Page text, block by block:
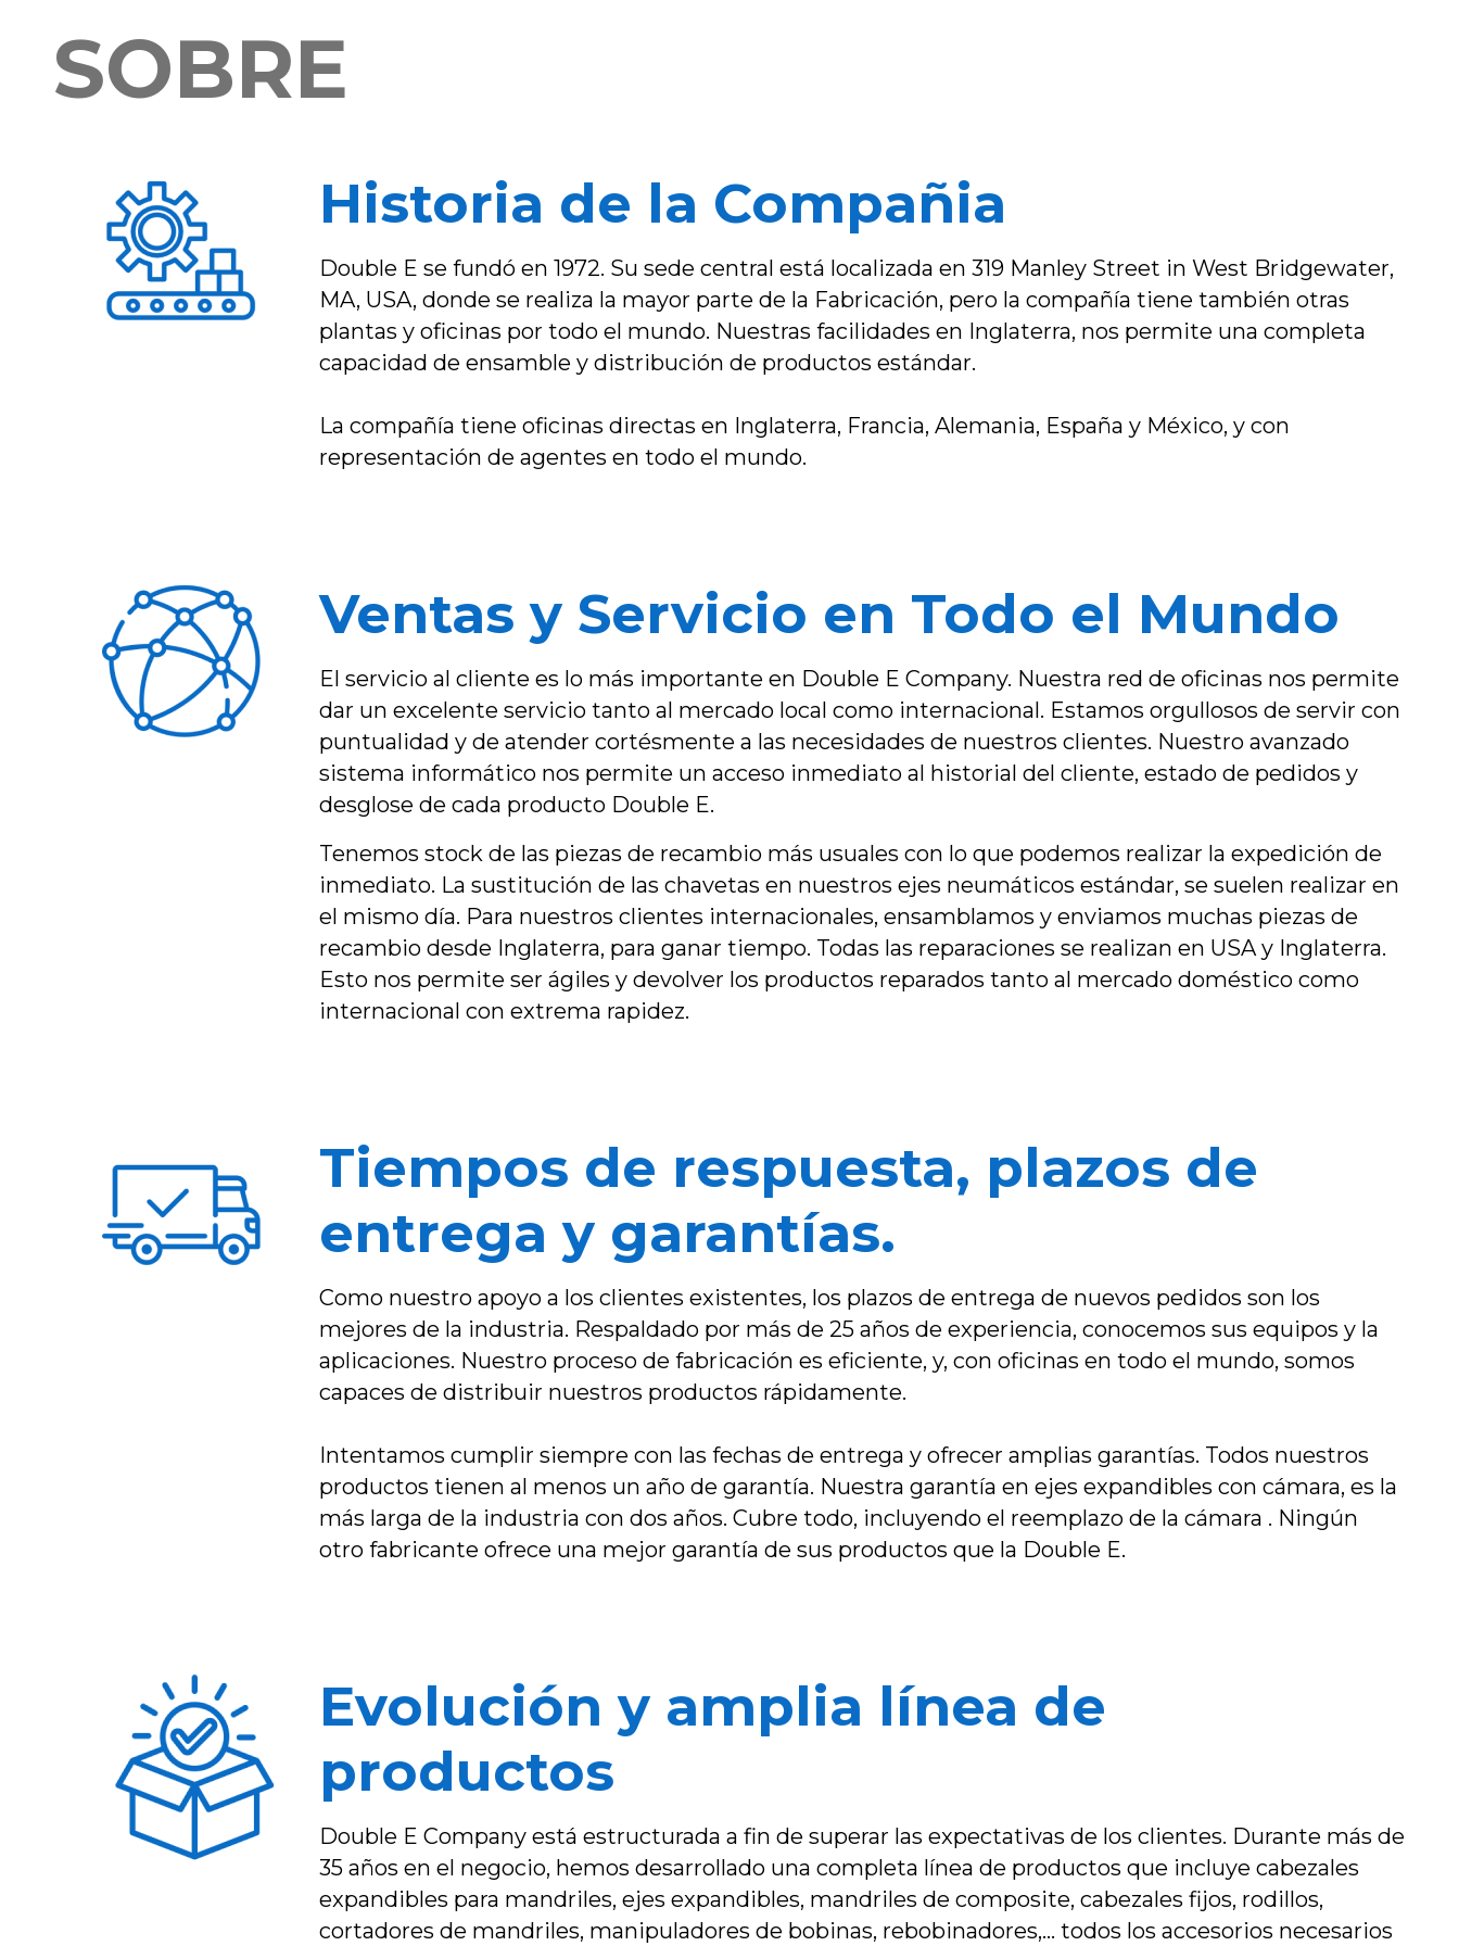
SOBRE
Historia de la Compañia
Double E se fundó en 1972. Su sede central está localizada en 319 Manley Street in West Bridgewater,
MA, USA, donde se realiza la mayor parte de la Fabricación, pero la compañía tiene también otras
plantas y oficinas por todo el mundo. Nuestras facilidades en Inglaterra, nos permite una completa
capacidad de ensamble y distribución de productos estándar.
La compañía tiene oficinas directas en Inglaterra, Francia, Alemania, España y México, y con
representación de agentes en todo el mundo.
Ventas y Servicio en Todo el Mundo
El servicio al cliente es lo más importante en Double E Company. Nuestra red de oficinas nos permite
dar un excelente servicio tanto al mercado local como internacional. Estamos orgullosos de servir con
puntualidad y de atender cortésmente a las necesidades de nuestros clientes. Nuestro avanzado
sistema informático nos permite un acceso inmediato al historial del cliente, estado de pedidos y
desglose de cada producto Double E.
Tenemos stock de las piezas de recambio más usuales con lo que podemos realizar la expedición de
inmediato. La sustitución de las chavetas en nuestros ejes neumáticos estándar, se suelen realizar en
el mismo día. Para nuestros clientes internacionales, ensamblamos y enviamos muchas piezas de
recambio desde Inglaterra, para ganar tiempo. Todas las reparaciones se realizan en USA y Inglaterra.
Esto nos permite ser ágiles y devolver los productos reparados tanto al mercado doméstico como
internacional con extrema rapidez.
Tiempos de respuesta, plazos de
entrega y garantías.
Como nuestro apoyo a los clientes existentes, los plazos de entrega de nuevos pedidos son los
mejores de la industria. Respaldado por más de 25 años de experiencia, conocemos sus equipos y la
aplicaciones. Nuestro proceso de fabricación es eficiente, y, con oficinas en todo el mundo, somos
capaces de distribuir nuestros productos rápidamente.
Intentamos cumplir siempre con las fechas de entrega y ofrecer amplias garantías. Todos nuestros
productos tienen al menos un año de garantía. Nuestra garantía en ejes expandibles con cámara, es la
más larga de la industria con dos años. Cubre todo, incluyendo el reemplazo de la cámara . Ningún
otro fabricante ofrece una mejor garantía de sus productos que la Double E.
Evolución y amplia línea de
productos
Double E Company está estructurada a fin de superar las expectativas de los clientes. Durante más de
35 años en el negocio, hemos desarrollado una completa línea de productos que incluye cabezales
expandibles para mandriles, ejes expandibles, mandriles de composite, cabezales fijos, rodillos,
cortadores de mandriles, manipuladores de bobinas, rebobinadores,... todos los accesorios necesarios